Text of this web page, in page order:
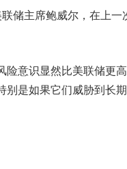
储主席鲍威尔，在上一
险意识显然比美联储更
是如果它们威胁到长